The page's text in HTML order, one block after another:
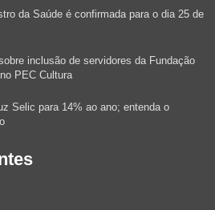
da Saúde é confirmada para o dia 25 de
inclusão de servidores da Fundação
PEC Cultura
Selic para 14% ao ano; entenda o